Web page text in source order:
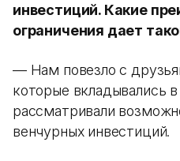
инвестиций. Какие
ограничения дает
— Нам повезло с
которые вкладывались
рассматривали
венчурных инвестиций.